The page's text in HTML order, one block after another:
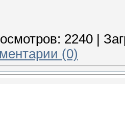
2240
(0)